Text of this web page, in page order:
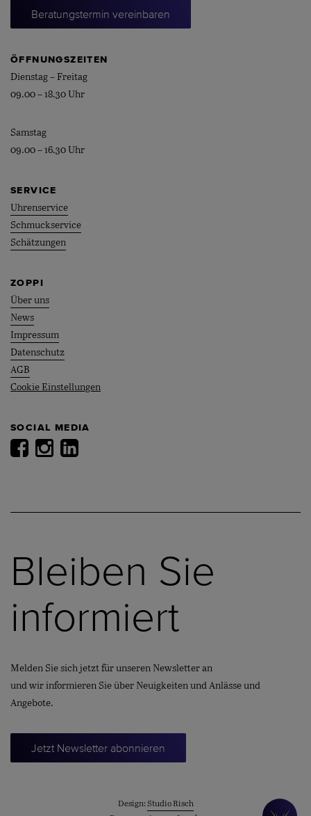
Beratungstermin vereinbaren
ÖFFNUNGSZEITEN
Dienstag – Freitag
09.00 – 18.30 Uhr
Samstag
09.00 – 16.30 Uhr
SERVICE
Uhrenservice
Schmuckservice
Schätzungen
ZOPPI
Über uns
News
Impressum
Datenschutz
AGB
Cookie Einstellungen
SOCIAL MEDIA
Bleiben Sie
informiert
Melden Sie sich jetzt für unseren Newsletter an
und wir informieren Sie über Neuigkeiten und Anlässe und
Angebote.
Jetzt Newsletter abonnieren
Design:Studio Risch